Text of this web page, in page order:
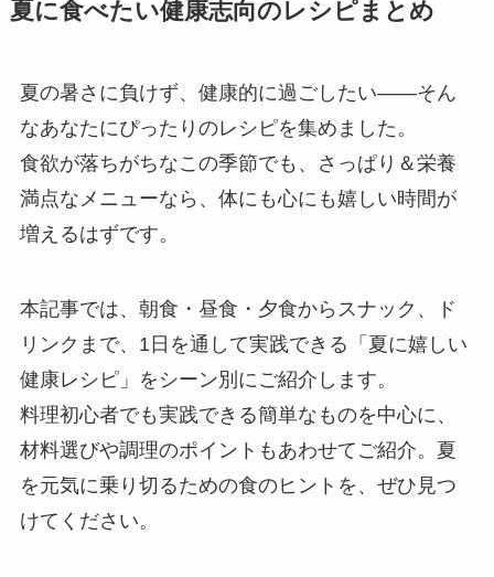
夏に食べたい健康志向のレシピまとめ
夏の暑さに負けず、健康的に過ごしたい——そん
なあなたにぴったりのレシピを集めました。
食欲が落ちがちなこの季節でも、さっぱり＆栄養
満点なメニューなら、体にも心にも嬉しい時間が
増えるはずです。
本記事では、朝食・昼食・夕食からスナック、ド
リンクまで、1日を通して実践できる「夏に嬉しい
健康レシピ」をシーン別にご紹介します。
料理初心者でも実践できる簡単なものを中心に、
材料選びや調理のポイントもあわせてご紹介。夏
を元気に乗り切るための食のヒントを、ぜひ見つ
けてください。